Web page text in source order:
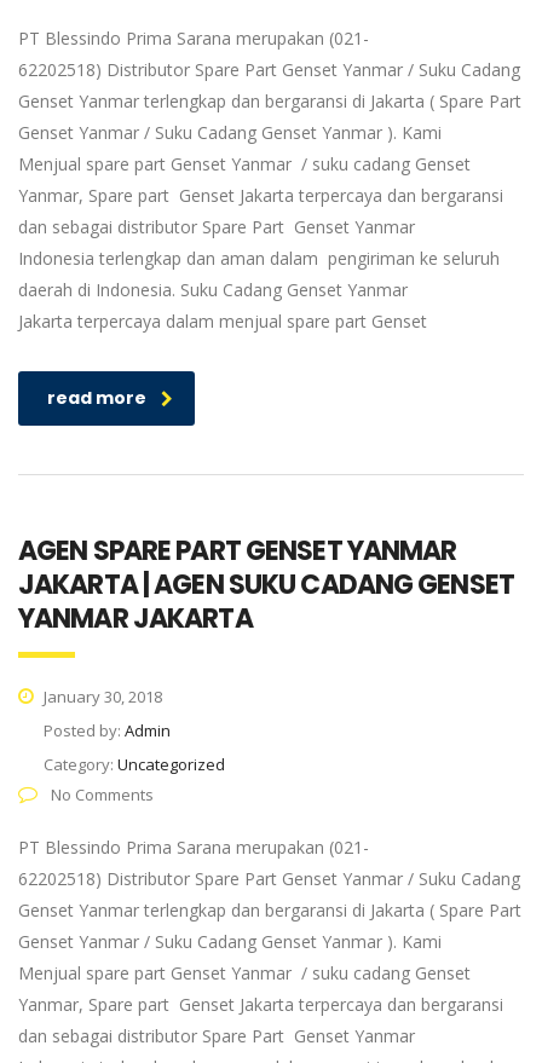
PT Blessindo Prima Sarana merupakan (021-
62202518) Distributor Spare Part Genset Yanmar / Suku Cadang
Genset Yanmar terlengkap dan bergaransi di Jakarta ( Spare Part
Genset Yanmar / Suku Cadang Genset Yanmar ). Kami
Menjual spare part Genset Yanmar / suku cadang Genset
Yanmar, Spare part Genset Jakarta terpercaya dan bergaransi
dan sebagai distributor Spare Part Genset Yanmar
Indonesia terlengkap dan aman dalam pengiriman ke seluruh
daerah di Indonesia. Suku Cadang Genset Yanmar
Jakarta terpercaya dalam menjual spare part Genset
read more
AGEN SPARE PART GENSET YANMAR
JAKARTA | AGEN SUKU CADANG GENSET
YANMAR JAKARTA
January 30, 2018
Posted by: Admin
Category: Uncategorized
No Comments
PT Blessindo Prima Sarana merupakan (021-
62202518) Distributor Spare Part Genset Yanmar / Suku Cadang
Genset Yanmar terlengkap dan bergaransi di Jakarta ( Spare Part
Genset Yanmar / Suku Cadang Genset Yanmar ). Kami
Menjual spare part Genset Yanmar / suku cadang Genset
Yanmar, Spare part Genset Jakarta terpercaya dan bergaransi
dan sebagai distributor Spare Part Genset Yanmar